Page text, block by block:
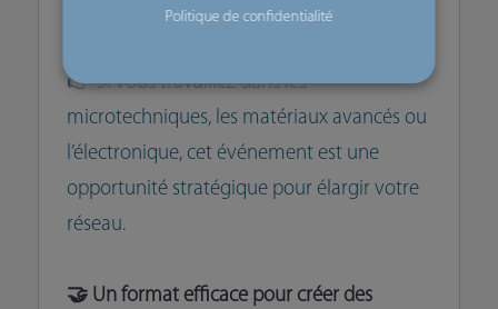
Clusters et pôles de compétitivité
👉 Si vous travaillez dans les
microtechniques, les matériaux avancés ou
l’électronique, cet événement est une
opportunité stratégique pour élargir votre
réseau.
🤝 Un format efficace pour créer des
Politique de confidentialité